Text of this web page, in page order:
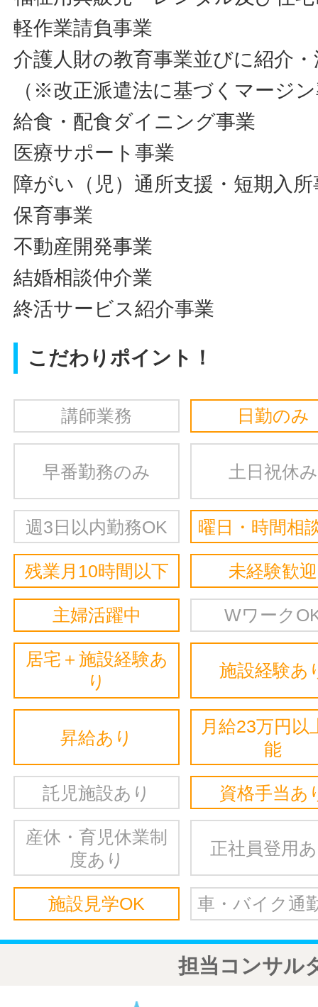
軽作業請負事業
介護人財の教育事業並びに紹介
（※改正派遣法に基づくマージ
給食・配食ダイニング事業
医療サポート事業
障がい（児）通所支援・短期入所
保育事業
不動産開発事業
結婚相談仲介業
終活サービス紹介事業
こだわりポイント！
講師業務 日勤のみ
早番勤務のみ 土日祝休み
週3日以内勤務OK 曜日・時間相
残業月10時間以下 未経験歓迎
主婦活躍中 Wワーク
居宅＋施設経験あ
り
施設経験あ
昇給あり
月給23万円以
能
託児施設あり 資格手当あ
産休・育児休業制
度あり
正社員登用
施設見学OK 車・バイク通
担当コンサル